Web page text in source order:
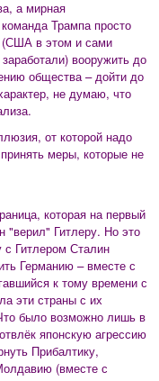
а мирная
Трампа просто
(США в этом и сами
вооружить до
общества – дойти до
не думаю, что
от которой надо
меры, которые не
которая на первый
"верил" Гитлеру. Но это
с Гитлером Сталин
Германию – вместе с
к тому времени с
эти страны с их
было возможно лишь в
японскую агрессию
Прибалтику,
(вместе с